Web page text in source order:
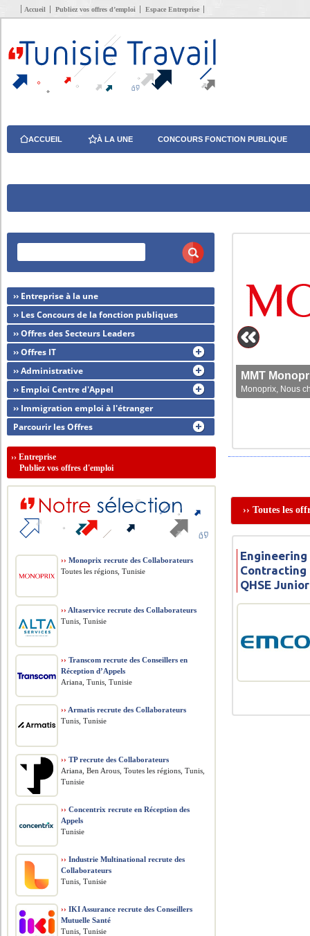
Accueil Publiez vos offres d’emploi Espace Entreprise
ACCUEIL À LA UNE CONCOURS FONCTION PUBLIQUE
MMT
Monoprix, Nous
›› Toutes les
Contracting
QHSE Junior
›› Entreprise à la une
›› Les Concours de la fonction publiques
›› Offres des Secteurs Leaders
›› Offres IT
›› Administrative
›› Emploi Centre d'Appel
›› Immigration emploi à l'étranger
Parcourir les Offres
››Entreprise
Publiez vos offres d'emploi
›› Monoprix recrute des Collaborateurs
Toutes les régions, Tunisie
›› Altaservice recrute des Collaborateurs
Tunis, Tunisie
›› Transcom recrute des Conseillers en
Réception d’Appels
Ariana, Tunis, Tunisie
›› Armatis recrute des Collaborateurs
Tunis, Tunisie
›› TP recrute des Collaborateurs
Ariana, Ben Arous, Toutes les régions, Tunis,
Tunisie
›› Concentrix recrute en Réception des
Appels
Tunisie
›› Industrie Multinational recrute des
Collaborateurs
Tunis, Tunisie
›› IKI Assurance recrute des Conseillers
Mutuelle Santé
Tunis, Tunisie